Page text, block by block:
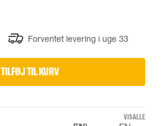
Forventet levering i uge 33
TILFØJ TIL KURV
VIS ALLE